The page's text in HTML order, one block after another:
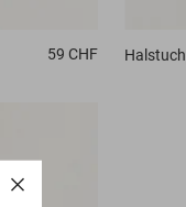
59 CHF Halstuch